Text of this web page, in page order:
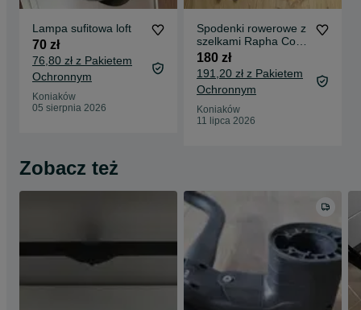
Lampa sufitowa loft
70 zł
76,80 zł z Pakietem
Ochronnym
Koniaków
05 sierpnia 2026
Spodenki rowerowe z
szelkami Rapha Core
rozm. M, czarno-białe
180 zł
191,20 zł z Pakietem
Ochronnym
Koniaków
11 lipca 2026
Zobacz też